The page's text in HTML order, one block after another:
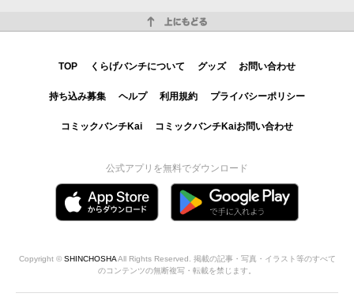
TOP くらげバンチについて グッズ お問い合わせ
持ち込み募集 ヘルプ 利用規約 プライバシーポリシー
コミックバンチKai コミックバンチKaiお問い合わせ
公式アプリを無料でダウンロード
Copyright © SHINCHOSHAAll Rights Reserved. 掲載の記事・写真・イラスト等のすべて
のコンテンツの無断複写・転載を禁じます。